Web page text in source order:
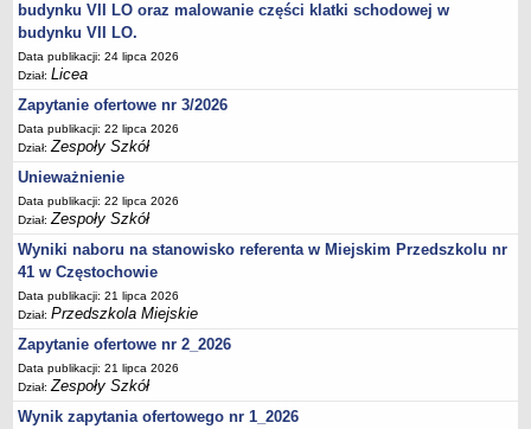
PONOWNE WYKORZYSTYWANIE
Sprawozdania
Deklaracja dostępności
DEKLARACJA DOSTĘPNOŚCI
OŚWIADCZENIA MAJĄTKOWE
PONOWNE WYKORZYSTYWANIE
UDOSTĘPNIANIE INFORMACJI PUBLICZNEJ
budynku VII LO oraz malowanie części klatki schodowej w
budynku VII LO.
Data publikacji: 24 lipca 2026
Dział:Licea
Zapytanie ofertowe nr 3/2026
Data publikacji: 22 lipca 2026
Dział:Zespoły Szkół
Unieważnienie
Data publikacji: 22 lipca 2026
Dział:Zespoły Szkół
Wyniki naboru na stanowisko referenta w Miejskim Przedszkolu nr
41 w Częstochowie
Data publikacji: 21 lipca 2026
Dział:Przedszkola Miejskie
Zapytanie ofertowe nr 2_2026
Data publikacji: 21 lipca 2026
Dział:Zespoły Szkół
Wynik zapytania ofertowego nr 1_2026